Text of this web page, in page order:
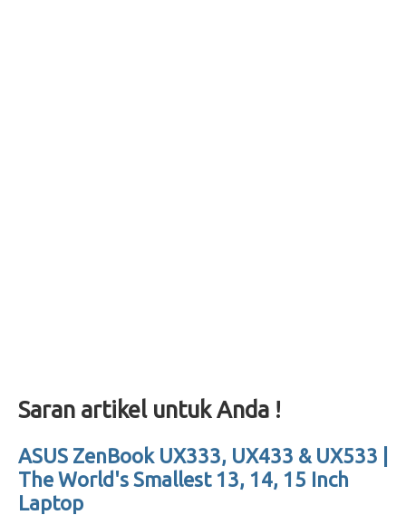
Saran artikel untuk Anda !
ASUS ZenBook UX333, UX433 & UX533 |
The World's Smallest 13, 14, 15 Inch
Laptop